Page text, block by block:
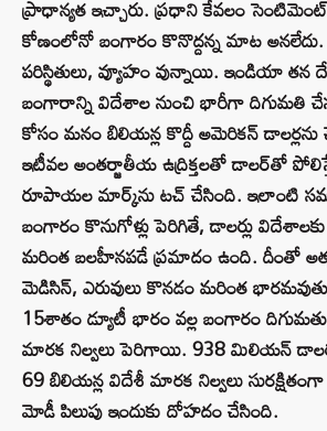
ప్రాధాన్యత ఇచ్చారు. ప్రధాని కేవలం
కోణంలోనో బంగారం కొనొద్దన్న మాట అనలేదు.
పరిస్థితులు, వ్యూహం వున్నాయి. ఇండియా
బంగారాన్ని విదేశాల నుంచి భారీగా దిగుమతి
కోసం మనం బిలియన్ల కొద్దీ అమెరికన్ డాలర్లను
ఇటీవల అంతర్జాతీయ ఉద్రిక్తలతో డాలర్‌తో
రూపాయల మార్క్‌ను టచ్ చేసింది. ఇలాంటి
బంగారం కొనుగోళ్లు పెరిగితే, డాలర్లు
మరింత బలహీనపడే ప్రమాదం ఉంది. దీంతో
మెడిసిన్, ఎరువులు కొనడం మరింత
15శాతం డ్యూటీ భారం వల్ల బంగారం
మారక నిల్వలు పెరిగాయి. 938 మిలియన్
69 బిలియన్ల విదేశీ మారక నిల్వలు
మోడీ పిలుపు ఇందుకు దోహదం చేసింది.